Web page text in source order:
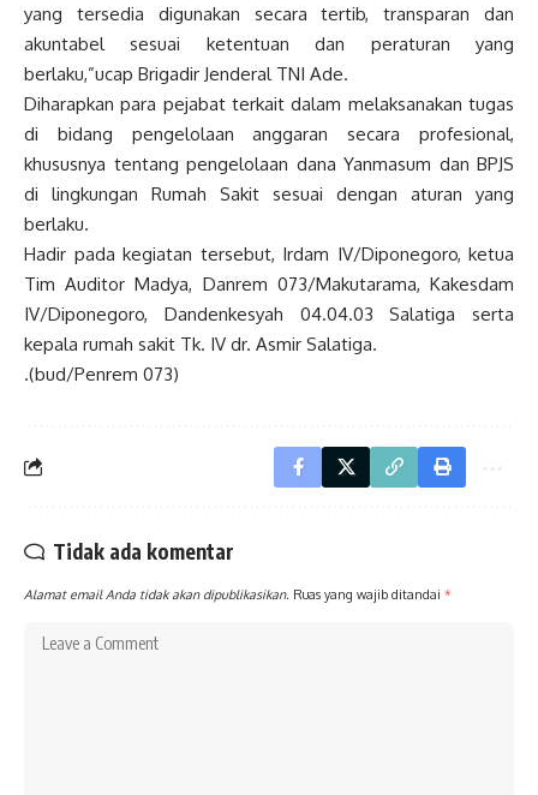
yang tersedia digunakan secara tertib, transparan dan
akuntabel sesuai ketentuan dan peraturan yang
berlaku,”ucap Brigadir Jenderal TNI Ade.
Diharapkan para pejabat terkait dalam melaksanakan tugas
di bidang pengelolaan anggaran secara profesional,
khususnya tentang pengelolaan dana Yanmasum dan BPJS
di lingkungan Rumah Sakit sesuai dengan aturan yang
berlaku.
Hadir pada kegiatan tersebut, Irdam IV/Diponegoro, ketua
Tim Auditor Madya, Danrem 073/Makutarama, Kakesdam
IV/Diponegoro, Dandenkesyah 04.04.03 Salatiga serta
kepala rumah sakit Tk. IV dr. Asmir Salatiga.
.(bud/Penrem 073)
Tidak ada komentar
Alamat email Anda tidak akan dipublikasikan. Ruas yang wajib ditandai *